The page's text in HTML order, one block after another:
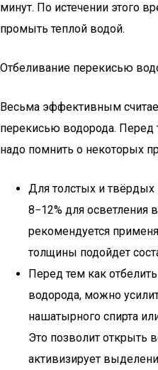
минут. По истечении этого
промыть теплой водой.
Отбеливание перекисью
Весьма эффективным
перекисью водорода. Перед
надо помнить о некоторых
Для толстых и твёрдых
8−12% для осветления
рекомендуется
толщины подойдет
Перед тем как
водорода, можно
нашатырного спирта
Это позволит открыть
активизирует